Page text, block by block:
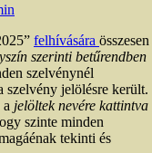
felhívására összesen
szerinti betűrendben
szelvénynél
szelvény jelölésre került.
jelöltek nevére kattintva
szinte minden
tekinti és